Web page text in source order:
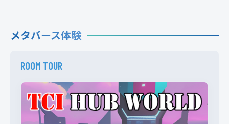
メタバース体験
ROOM TOUR